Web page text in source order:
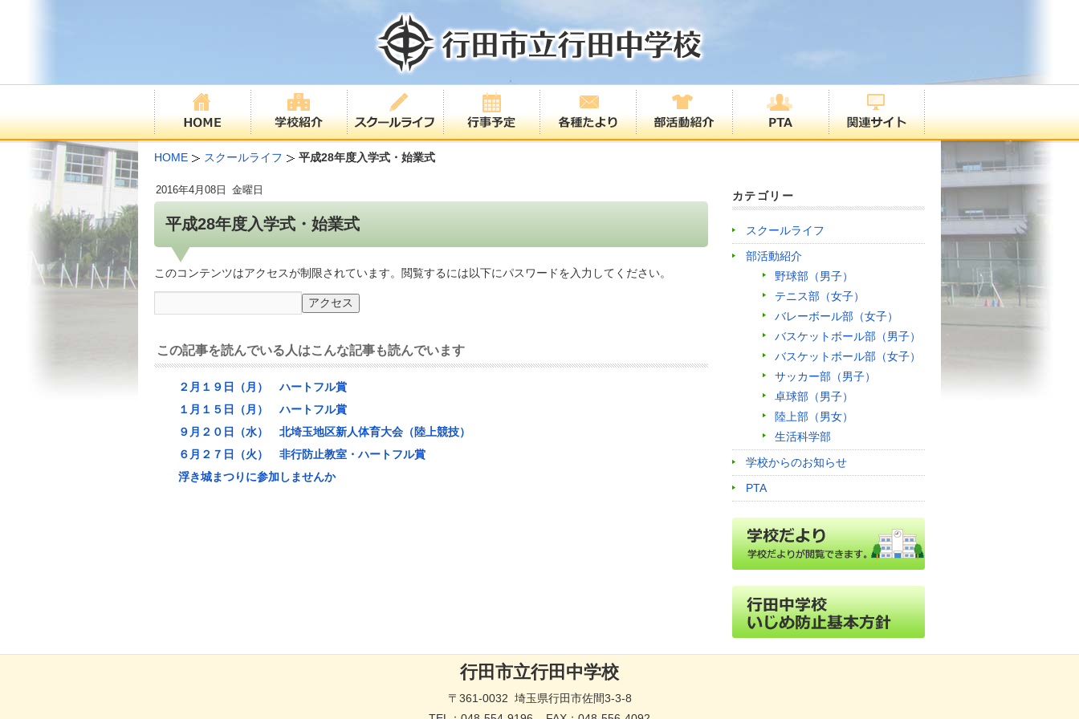
HOME スクールライフ 平成28年度入学式・始業式
平成28年度入学式・始業式
2016年4月08日 金曜日
このコンテンツはアクセスが制限されています。閲覧するには以下にパスワードを入力してください。
この記事を読んでいる人はこんな記事も読んでいます
２月１９日（月） ハートフル賞
１月１５日（月） ハートフル賞
９月２０日（水） 北埼玉地区新人体育大会（陸上競技）
６月２７日（火） 非行防止教室・ハートフル賞
浮き城まつりに参加しませんか
カテゴリー
スクールライフ
部活動紹介
野球部（男子）
テニス部（女子）
バレーボール部（女子）
バスケットボール部（男子）
バスケットボール部（女子）
サッカー部（男子）
卓球部（男子）
陸上部（男女）
生活科学部
学校からのお知らせ
PTA
行田市立行田中学校
〒361-0032 埼玉県行田市佐間3-3-8